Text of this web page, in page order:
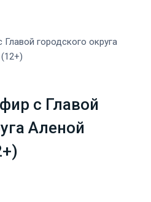
городского округа
с Главой
Аленой